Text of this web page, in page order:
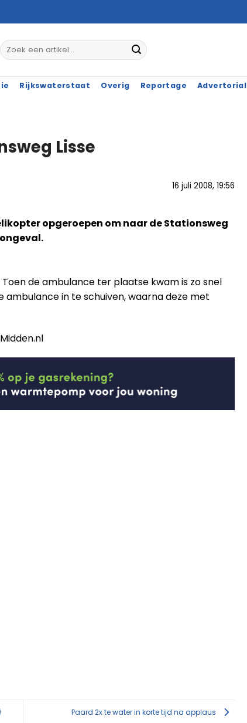
Rijkswaterstaat Overig Reportage Advertorial
Lisse
16 juli 2008, 19:56
opgeroepen om naar de Stationsweg
de ambulance ter plaatse kwam is zo snel
in te schuiven, waarna deze met
Paard 2x te water in korte tijd na applaus